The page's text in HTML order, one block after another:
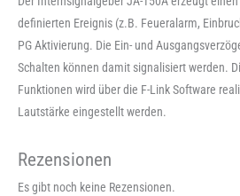
definierten Ereignis (z.B. Feueralarm,
PG Aktivierung. Die Ein- und
Schalten können damit signalisiert werden.
Funktionen wird über die F-Link Software
Lautstärke eingestellt werden.
Rezensionen
Es gibt noch keine Rezensionen.